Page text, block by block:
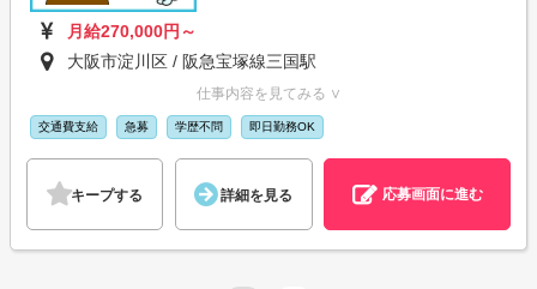
月給270,000円～
大阪市淀川区 / 阪急宝塚線三国駅
仕事内容を見てみる ∨
交通費支給 急募 学歴不問 即日勤務OK
キープする 詳細を見る 応募画面に進む